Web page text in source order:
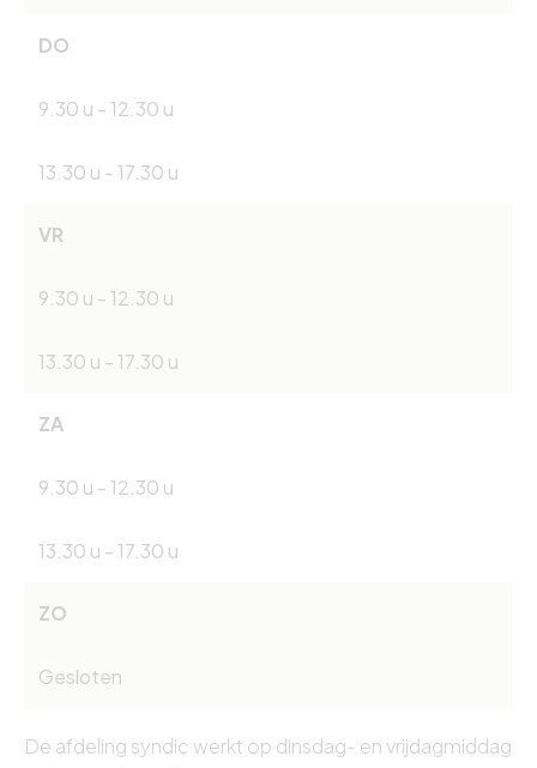
DO
9.30 u - 12.30 u
13.30 u - 17.30 u
VR
9.30 u - 12.30 u
13.30 u - 17.30 u
ZA
9.30 u - 12.30 u
13.30 u - 17.30 u
ZO
Gesloten
De afdeling syndic werkt op dinsdag- en vrijdagmiddag